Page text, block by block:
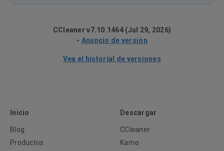
CCleaner v7.10.1464 (Jul 29, 2026)
- Anuncio de versión
Vea el historial de versiones
Inicio
Blog
Productos
Descargar
CCleaner
Kamo